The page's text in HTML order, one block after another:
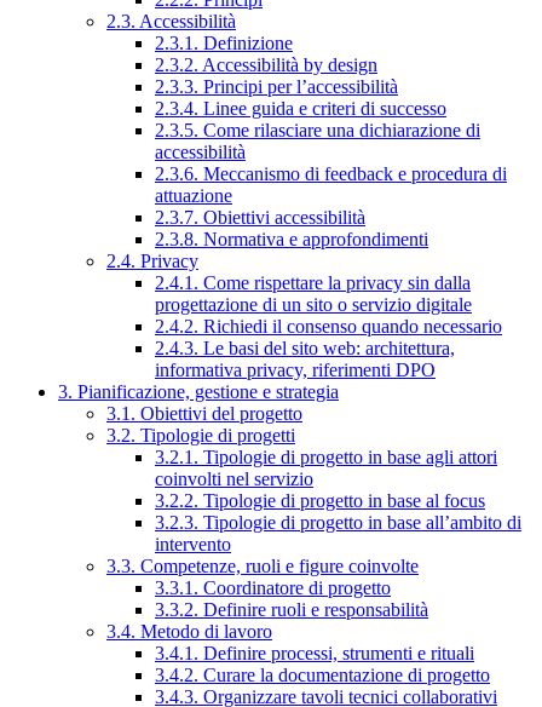
2.3. Accessibilità
2.3.1. Definizione
2.3.2. Accessibilità by design
2.3.3. Principi per l’accessibilità
2.3.4. Linee guida e criteri di successo
2.3.5. Come rilasciare una dichiarazione di
accessibilità
2.3.6. Meccanismo di feedback e procedura di
attuazione
2.3.7. Obiettivi accessibilità
2.3.8. Normativa e approfondimenti
2.4. Privacy
2.4.1. Come rispettare la privacy sin dalla
progettazione di un sito o servizio digitale
2.4.2. Richiedi il consenso quando necessario
2.4.3. Le basi del sito web: architettura,
informativa privacy, riferimenti DPO
3. Pianificazione, gestione e strategia
3.1. Obiettivi del progetto
3.2. Tipologie di progetti
3.2.1. Tipologie di progetto in base agli attori
coinvolti nel servizio
3.2.2. Tipologie di progetto in base al focus
3.2.3. Tipologie di progetto in base all’ambito di
intervento
3.3. Competenze, ruoli e figure coinvolte
3.3.1. Coordinatore di progetto
3.3.2. Definire ruoli e responsabilità
3.4. Metodo di lavoro
3.4.1. Definire processi, strumenti e rituali
3.4.2. Curare la documentazione di progetto
3.4.3. Organizzare tavoli tecnici collaborativi